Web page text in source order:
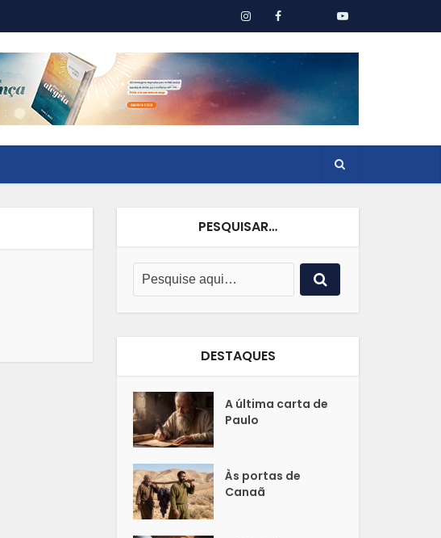
PESQUISAR…
DESTAQUES
A última carta de
Paulo
Às portas de
Canaã